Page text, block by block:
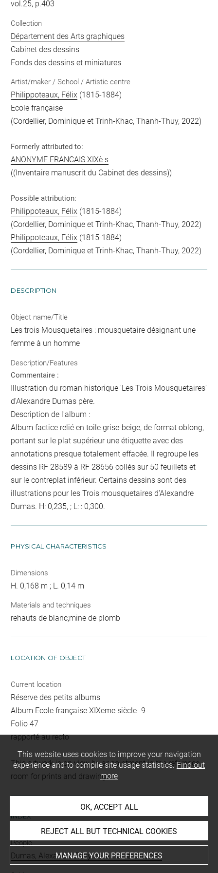
vol.25, p.403
Collection
Département des Arts graphiques
Cabinet des dessins
Fonds des dessins et miniatures
Artist/maker / School / Artistic centre
Philippoteaux, Félix (1815-1884)
Ecole française
(Cordellier, Dominique et Trinh-Khac, Thanh-Thuy, 2022)
Formerly attributed to:
ANONYME FRANCAIS XIXè s
((Inventaire manuscrit du Cabinet des dessins))
Possible attribution:
Philippoteaux, Félix (1815-1884)
(Cordellier, Dominique et Trinh-Khac, Thanh-Thuy, 2022)
Philippoteaux, Félix (1815-1884)
(Cordellier, Dominique et Trinh-Khac, Thanh-Thuy, 2022)
DESCRIPTION
Object name/Title
Les trois Mousquetaires : mousquetaire désignant une
femme à un homme
Description/Features
Commentaire :
Illustration du roman historique 'Les Trois Mousquetaires'
d'Alexandre Dumas père.
Description de l'album :
Album factice relié en toile grise-beige, de format oblong,
portant sur le plat supérieur une étiquette avec des
annotations presque totalement effacée. Il regroupe les
dessins RF 28589 à RF 28656 collés sur 50 feuillets et
sur le contreplat inférieur. Certains dessins sont des
illustrations pour les Trois mousquetaires d'Alexandre
Dumas. H: 0,235, ; L: : 0,300.
PHYSICAL CHARACTERISTICS
Dimensions
H. 0,168 m ; L. 0,14 m
Materials and techniques
rehauts de blanc;mine de plomb
LOCATION OF OBJECT
Current location
Réserve des petits albums
Album Ecole française XIXeme siècle -9-
Folio 47
rapporté au recto
This artwork is on view by appointment in the reference
room for prints and drawings
INDEX
People
Dumas, Alexandre Davy de la Pailleterie, dit+
This website uses cookies to improve your navigation
experience and to compile site usage statistics.Find out
more
OK, ACCEPT ALL
REJECT ALL BUT TECHNICAL COOKIES
MANAGE YOUR PREFERENCES